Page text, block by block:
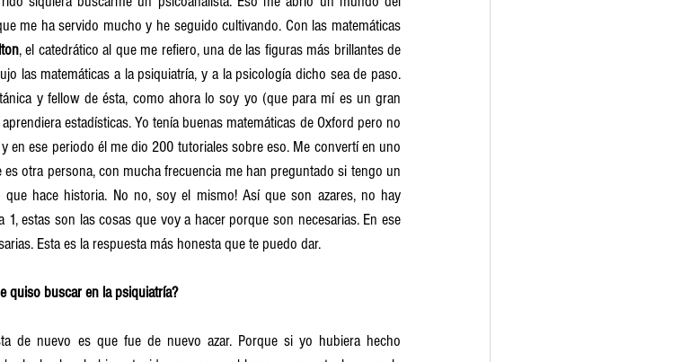
me ha servido mucho y he seguido cultivando. Con las matemáticas
, el catedrático al que me refiero, una de las figuras más brillantes de
las matemáticas a la psiquiatría, y a la psicología dicho sea de paso.
y fellow de ésta, como ahora lo soy yo (que para mí es un gran
estadísticas. Yo tenía buenas matemáticas de Oxford pero no
en ese periodo él me dio 200 tutoriales sobre eso. Me convertí en uno
otra persona, con mucha frecuencia me han preguntado si tengo un
hace historia. No no, soy el mismo! Así que son azares, no hay
estas son las cosas que voy a hacer porque son necesarias. En ese
Esta es la respuesta más honesta que te puedo dar.
quiso buscar en la psiquiatría?
de nuevo es que fue de nuevo azar. Porque si yo hubiera hecho